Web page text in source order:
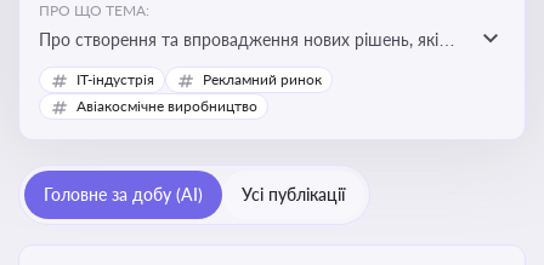
ПРО ЩО ТЕМА:
Про створення та впровадження нових рішень, які
покращують ефективність, функціональність або
можливості технологічних продуктів і процесів.
IT-індустрія
Рекламний ринок
Авіакосмічне виробництво
Головне за добу (AI) Усі публікації